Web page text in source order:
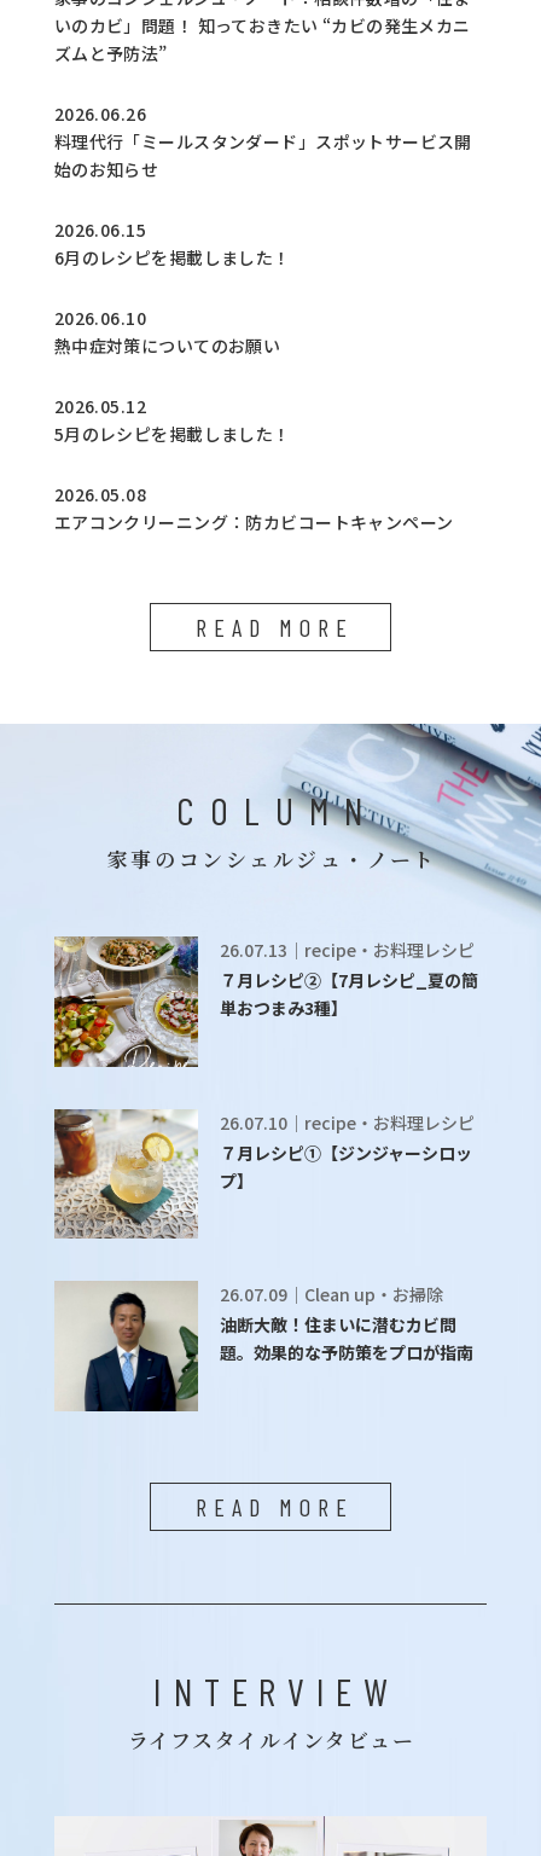
いのカビ」問題！ 知っておきたい “カビの発生メカニ
ズムと予防法”
2026.06.26
料理代行「ミールスタンダード」スポットサービス開
始のお知らせ
2026.06.15
6月のレシピを掲載しました！
2026.06.10
熱中症対策についてのお願い
2026.05.12
5月のレシピを掲載しました！
2026.05.08
エアコンクリーニング：防カビコートキャンペーン
READ MORE
COLUMN
家事のコンシェルジュ・ノート
26.07.13｜recipe・お料理レシピ
７月レシピ②【7月レシピ_夏の簡
単おつまみ3種】
26.07.10｜recipe・お料理レシピ
７月レシピ①【ジンジャーシロッ
プ】
26.07.09｜Clean up・お掃除
油断大敵！住まいに潜むカビ問
題。効果的な予防策をプロが指南
READ MORE
INTERVIEW
ライフスタイルインタビュー